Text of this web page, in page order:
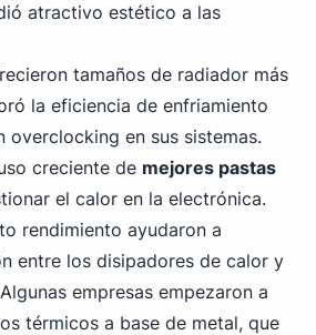
atractivo estético a las
tamaños de radiador más
la eficiencia de enfriamiento
overclocking en sus sistemas.
creciente de mejores pastas
el calor en la electrónica.
rendimiento ayudaron a
entre los disipadores de calor y
empresas empezaron a
térmicos a base de metal, que